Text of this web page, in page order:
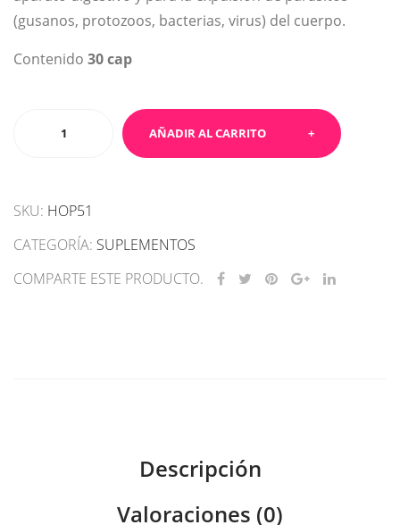
(gusanos, protozoos, bacterias, virus) del cuerpo.
Contenido 30 cap
cantidad
AÑADIR AL CARRITO
SKU: HOP51
CATEGORÍA: SUPLEMENTOS
COMPARTE ESTE PRODUCTO.
Descripción
Valoraciones (0)